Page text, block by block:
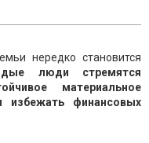
нередко становится
люди стремятся
материальное
избежать финансовых